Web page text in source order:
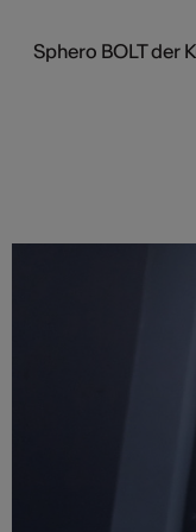
Sphero BOLT der